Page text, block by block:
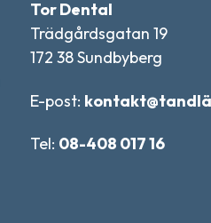
Tor Dental
Trädgårdsgatan 19
172 38 Sundbyberg
E-post:
Tel: 08-408 017 16